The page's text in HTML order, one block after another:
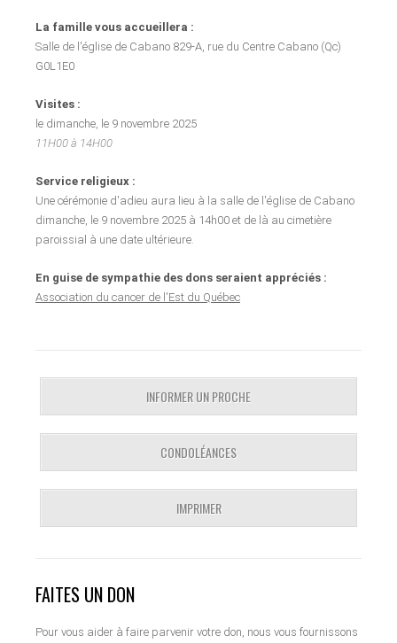
La famille vous accueillera :
Salle de l'église de Cabano 829-A, rue du Centre Cabano (Qc)
G0L1E0
Visites :
le dimanche, le 9 novembre 2025
11H00 à 14H00
Service religieux :
Une cérémonie d'adieu aura lieu à la salle de l'église de Cabano
dimanche, le 9 novembre 2025 à 14h00 et de là au cimetière
paroissial à une date ultérieure.
En guise de sympathie des dons seraient appréciés :
Association du cancer de l'Est du Québec
INFORMER UN PROCHE
CONDOLÉANCES
IMPRIMER
FAITES UN DON
Pour vous aider à faire parvenir votre don, nous vous fournissons